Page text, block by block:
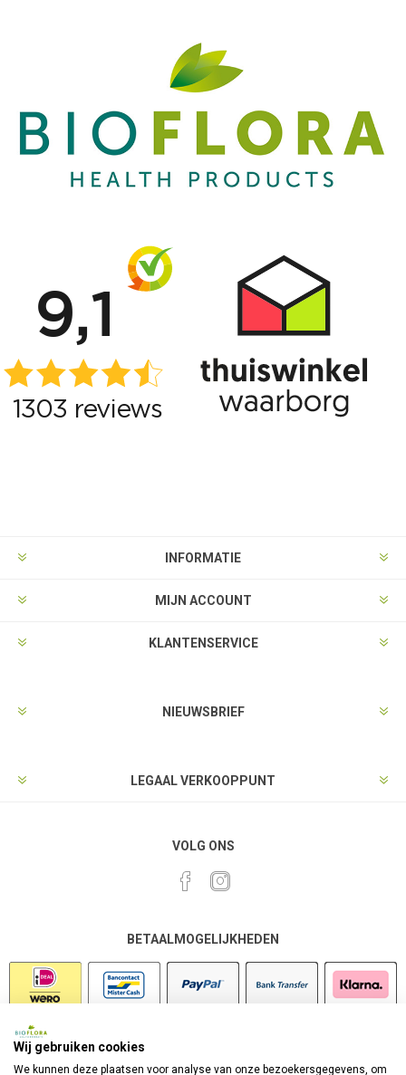
INFORMATIE
MIJN ACCOUNT
KLANTENSERVICE
NIEUWSBRIEF
LEGAAL VERKOOPPUNT
VOLG ONS
BETAALMOGELIJKHEDEN
Wij gebruiken cookies
We kunnen deze plaatsen voor analyse van onze bezoekersgegevens, om